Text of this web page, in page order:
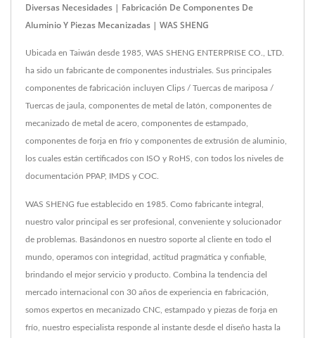
Diversas Necesidades | Fabricación De Componentes De
Aluminio Y Piezas Mecanizadas | WAS SHENG
Ubicada en Taiwán desde 1985, WAS SHENG ENTERPRISE CO., LTD.
ha sido un fabricante de componentes industriales. Sus principales
componentes de fabricación incluyen Clips / Tuercas de mariposa /
Tuercas de jaula, componentes de metal de latón, componentes de
mecanizado de metal de acero, componentes de estampado,
componentes de forja en frío y componentes de extrusión de aluminio,
los cuales están certificados con ISO y RoHS, con todos los niveles de
documentación PPAP, IMDS y COC.
WAS SHENG fue establecido en 1985. Como fabricante integral,
nuestro valor principal es ser profesional, conveniente y solucionador
de problemas. Basándonos en nuestro soporte al cliente en todo el
mundo, operamos con integridad, actitud pragmática y confiable,
brindando el mejor servicio y producto. Combina la tendencia del
mercado internacional con 30 años de experiencia en fabricación,
somos expertos en mecanizado CNC, estampado y piezas de forja en
frío, nuestro especialista responde al instante desde el diseño hasta la